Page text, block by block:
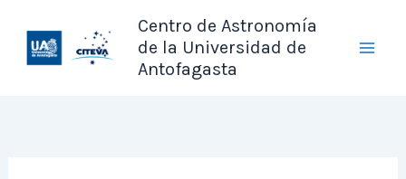
contenido
Centro de Astronomía
de la Universidad de
Antofagasta